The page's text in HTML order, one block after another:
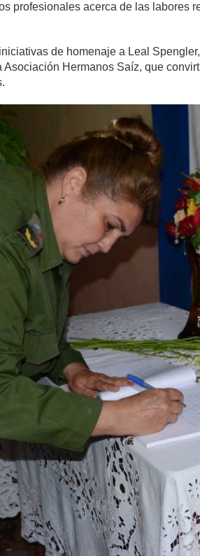
profesionales acerca de las labores
de homenaje a Leal
Hermanos Saíz, que